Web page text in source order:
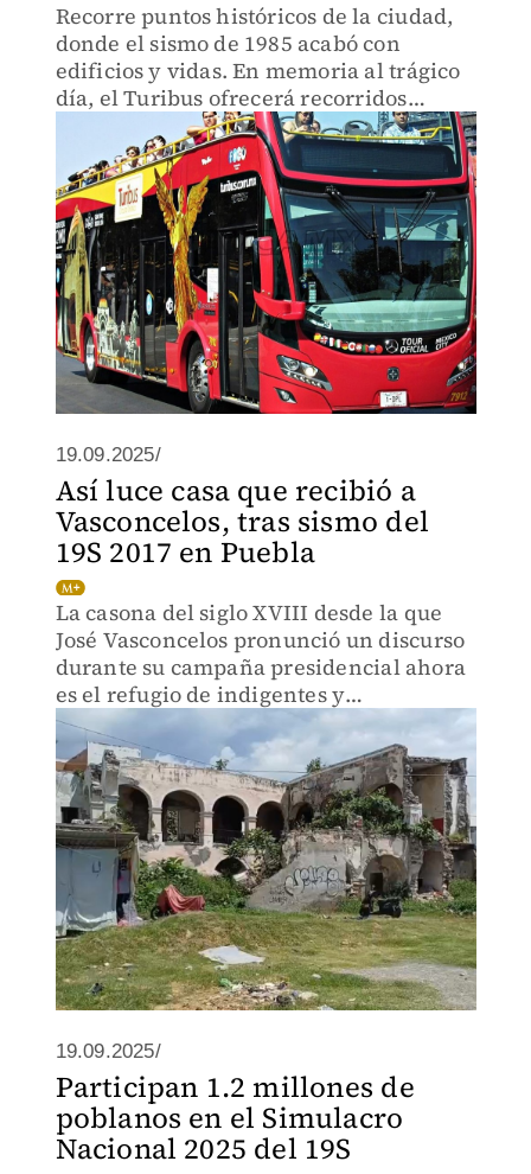
Recorre puntos históricos de la ciudad,
donde el sismo de 1985 acabó con
edificios y vidas. En memoria al trágico
día, el Turibus ofrecerá recorridos
19.09.2025/
Así luce casa que recibió a
Vasconcelos, tras sismo del
19S 2017 en Puebla
La casona del siglo XVIII desde la que
José Vasconcelos pronunció un discurso
durante su campaña presidencial ahora
es el refugio de indigentes y
drogadictos.
19.09.2025/
Participan 1.2 millones de
poblanos en el Simulacro
Nacional 2025 del 19S